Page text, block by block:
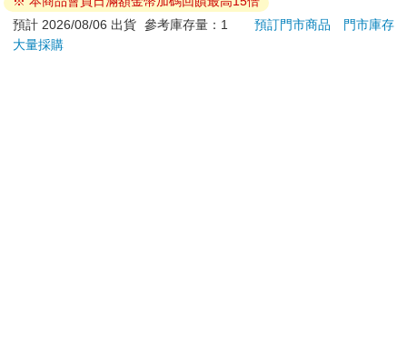
退換貨須知：
**提醒您，鑑賞期不等於試用期，退回商品須為全新狀態**
預計 2026/08/06 出貨 參考庫存量：1 預訂門市商品
門市庫存
大量採購